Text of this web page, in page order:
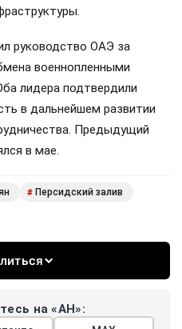
руководство ОАЭ за
военнопленными
лидера подтвердили
в дальнейшем развитии
Предыдущий
в мае.
# Персидский залив
на «АН»: